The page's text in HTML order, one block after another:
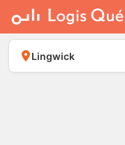
À LOUER
À VENDRE
PLACER UNE
Lingwick